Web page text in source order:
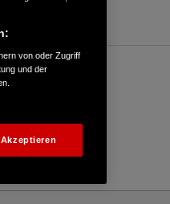
von oder Zugriff
und der
Akzeptieren